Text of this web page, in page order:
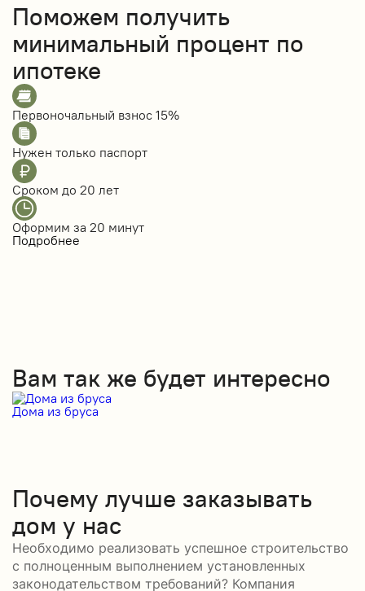
Поможем получить
минимальный процент по
ипотеке
Первоночальный взнос 15%
Нужен только паспорт
Сроком до 20 лет
Оформим за 20 минут
Подробнее
Вам так же будет интересно
Дома из бруса
Почему лучше заказывать
дом у нас
Необходимо реализовать успешное строительство
с полноценным выполнением установленных
законодательством требований? Компания